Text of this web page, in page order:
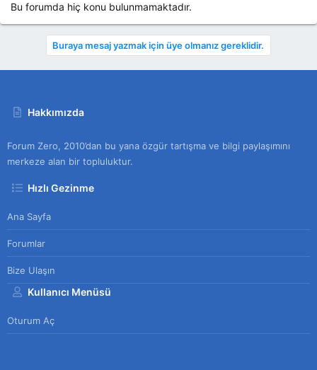
Bu forumda hiç konu bulunmamaktadır.
Buraya mesaj yazmak için üye olmanız gereklidir.
Hakkımızda
Forum Zero, 2010’dan bu yana özgür tartışma ve bilgi paylaşımını
merkeze alan bir topluluktur.
Hızlı Gezinme
Ana Sayfa
Forumlar
Bize Ulaşın
Kullanıcı Menüsü
Oturum Aç